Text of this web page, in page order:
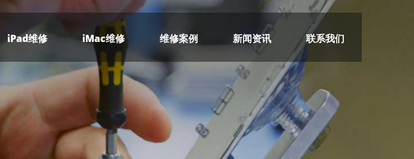
iPad维修 iMac维修 维修案例 新闻资讯 联系我们